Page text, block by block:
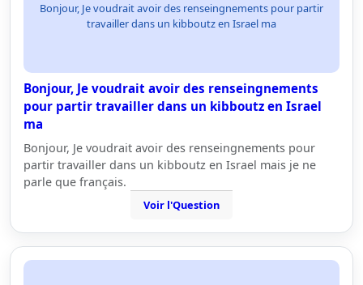
Bonjour, Je voudrait avoir des renseingnements pour partir
travailler dans un kibboutz en Israel ma
Bonjour, Je voudrait avoir des renseingnements
pour partir travailler dans un kibboutz en Israel
ma
Bonjour, Je voudrait avoir des renseingnements pour
partir travailler dans un kibboutz en Israel mais je ne
parle que français.
Voir l'Question